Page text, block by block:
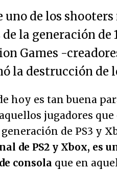
uno de los
la generación
Games -
la destrucción de
hoy es tan buena
jugadores
de PS3 y
de PS2 y Xbox, es
consola que en